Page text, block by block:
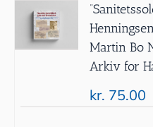
Martin Bo
Arkiv for
kr. 75.00